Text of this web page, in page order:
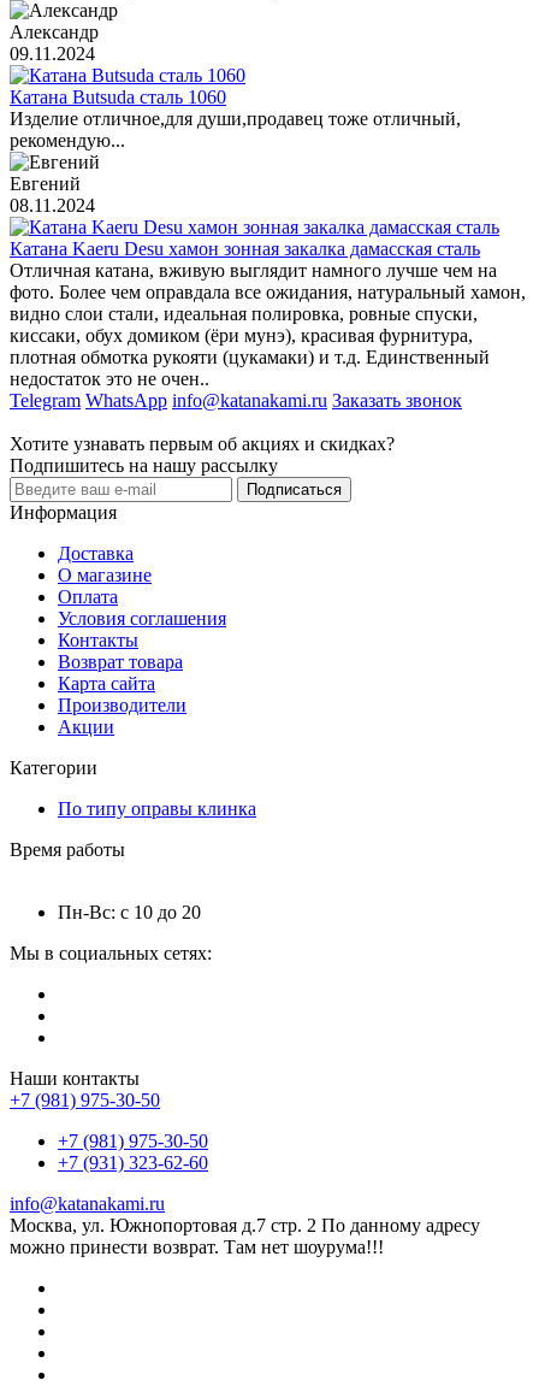
Александр
09.11.2024
Катана Butsuda сталь 1060
Изделие отличное,для души,продавец тоже отличный,
рекомендую...
Евгений
08.11.2024
Катана Kaeru Desu хамон зонная закалка дамасская сталь
Отличная катана, вживую выглядит намного лучше чем на
фото. Более чем оправдала все ожидания, натуральный хамон,
видно слои стали, идеальная полировка, ровные спуски,
киссаки, обух домиком (ёри мунэ), красивая фурнитура,
плотная обмотка рукояти (цукамаки) и т.д. Единственный
недостаток это не очен..
Telegram WhatsApp info@katanakami.ru Заказать звонок
Хотите узнавать первым об акциях и скидках?
Подпишитесь на нашу рассылку
Подписаться
Информация
Доставка
О магазине
Оплата
Условия соглашения
Контакты
Возврат товара
Карта сайта
Производители
Акции
Категории
По типу оправы клинка
Время работы
Пн-Вс: с 10 до 20
Мы в социальных сетях:
Наши контакты
+7 (981) 975-30-50
+7 (981) 975-30-50
+7 (931) 323-62-60
info@katanakami.ru
Москва, ул. Южнопортовая д.7 стр. 2 По данному адресу
можно принести возврат. Там нет шоурума!!!